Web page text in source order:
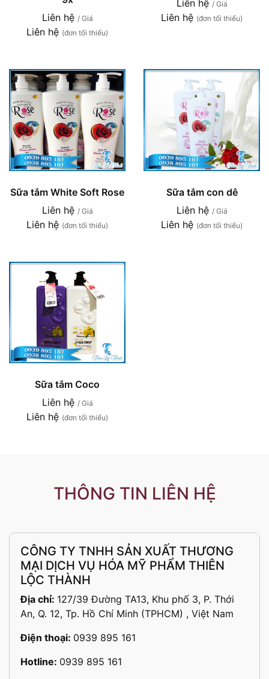
Liên hệ / Giá
Liên hệ (đơn tối thiểu)
Liên hệ / Giá
Liên hệ (đơn tối thiểu)
Sữa tắm White Soft Rose
Liên hệ / Giá
Liên hệ (đơn tối thiểu)
Sữa tắm con dê
Liên hệ / Giá
Liên hệ (đơn tối thiểu)
Sữa tắm Coco
Liên hệ / Giá
Liên hệ (đơn tối thiểu)
THÔNG TIN LIÊN HỆ
CÔNG TY TNHH SẢN XUẤT THƯƠNG
MẠI DỊCH VỤ HÓA MỸ PHẨM THIÊN
LỘC THÀNH
Địa chỉ: 127/39 Đường TA13, Khu phố 3, P. Thới
An, Q. 12, Tp. Hồ Chí Minh (TPHCM) , Việt Nam
Điện thoại: 0939 895 161
Hotline: 0939 895 161